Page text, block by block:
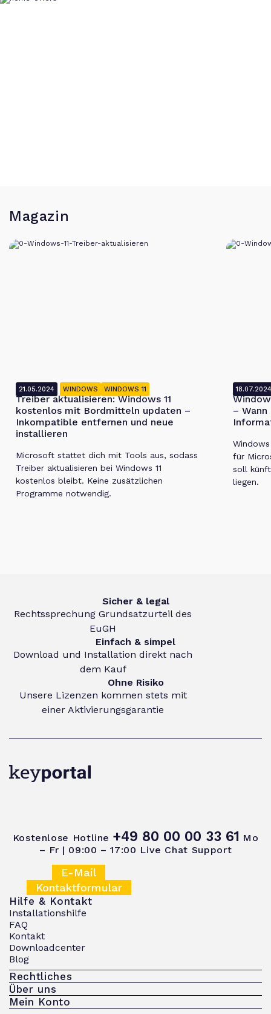
Magazin
21.05.2024 WINDOWS WINDOWS 11
Treiber aktualisieren: Windows 11
kostenlos mit Bordmitteln updaten –
Inkompatible entfernen und neue
installieren
Microsoft stattet dich mit Tools aus, sodass
Treiber aktualisieren bei Windows 11
kostenlos bleibt. Keine zusätzlichen
Programme notwendig.
–
für
soll
liegen.
Sicher & legal
Rechtssprechung Grundsatzurteil des
EuGH
Einfach & simpel
Download und Installation direkt nach
dem Kauf
Ohne Risiko
Unsere Lizenzen kommen stets mit
einer Aktivierungsgarantie
Kostenlose Hotline +49 80 00 00 33 61 Mo
– Fr | 09:00 – 17:00 Live Chat Support
E-Mail
Kontaktformular
Hilfe & Kontakt
Installationshilfe
FAQ
Kontakt
Downloadcenter
Blog
Rechtliches
Über uns
Mein Konto